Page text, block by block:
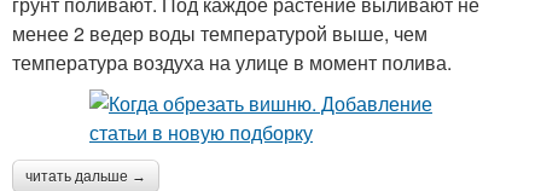
менее 2 ведер воды температурой выше, чем
температура воздуха на улице в момент полива.
читать дальше →